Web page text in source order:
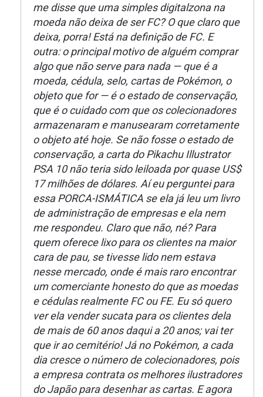
me disse que uma simples digitalzona na
moeda não deixa de ser FC? O que claro que
deixa, porra! Está na definição de FC. E
outra: o principal motivo de alguém comprar
algo que não serve para nada — que é a
moeda, cédula, selo, cartas de Pokémon, o
objeto que for — é o estado de conservação,
que é o cuidado com que os colecionadores
armazenaram e manusearam corretamente
o objeto até hoje. Se não fosse o estado de
conservação, a carta do Pikachu Illustrator
PSA 10 não teria sido leiloada por quase US$
17 milhões de dólares. Aí eu perguntei para
essa PORCA-ISMÁTICA se ela já leu um livro
de administração de empresas e ela nem
me respondeu. Claro que não, né? Para
quem oferece lixo para os clientes na maior
cara de pau, se tivesse lido nem estava
nesse mercado, onde é mais raro encontrar
um comerciante honesto do que as moedas
e cédulas realmente FC ou FE. Eu só quero
ver ela vender sucata para os clientes dela
de mais de 60 anos daqui a 20 anos; vai ter
que ir ao cemitério! Já no Pokémon, a cada
dia cresce o número de colecionadores, pois
a empresa contrata os melhores ilustradores
do Japão para desenhar as cartas. E agora